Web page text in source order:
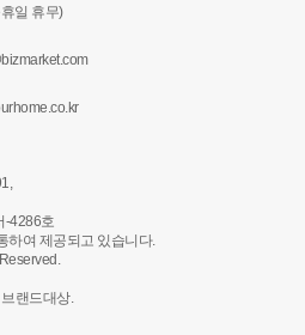
일 휴무)
-4286호
하여 제공되고 있습니다.
랜드대상.